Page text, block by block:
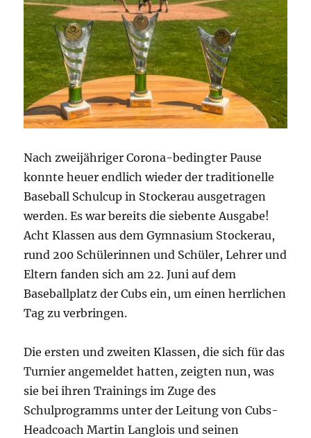
Nach zweijähriger Corona-bedingter Pause
konnte heuer endlich wieder der traditionelle
Baseball Schulcup in Stockerau ausgetragen
werden. Es war bereits die siebente Ausgabe!
Acht Klassen aus dem Gymnasium Stockerau,
rund 200 Schülerinnen und Schüler, Lehrer und
Eltern fanden sich am 22. Juni auf dem
Baseballplatz der Cubs ein, um einen herrlichen
Tag zu verbringen.
Die ersten und zweiten Klassen, die sich für das
Turnier angemeldet hatten, zeigten nun, was
sie bei ihren Trainings im Zuge des
Schulprogramms unter der Leitung von Cubs-
Headcoach Martin Langlois und seinen